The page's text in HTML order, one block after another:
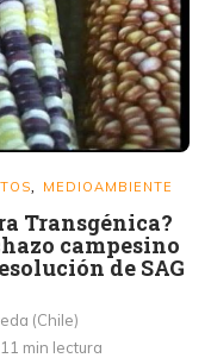
MEDIOAMBIENTE
Transgénica?
campesino
de SAG
(Chile)
11 min lectura